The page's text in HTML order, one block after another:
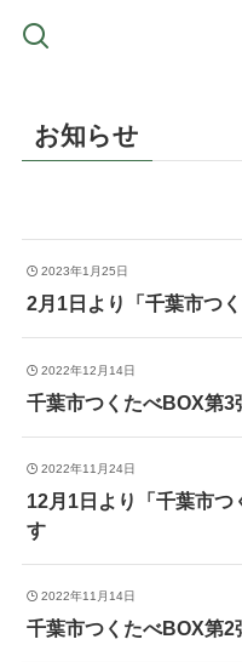
お知らせ
2023年1月25日
2月1日より「千葉市つ
2022年12月14日
千葉市つくたべBOX第3
2022年11月24日
12月1日より「千葉市つ
す
2022年11月14日
千葉市つくたべBOX第2